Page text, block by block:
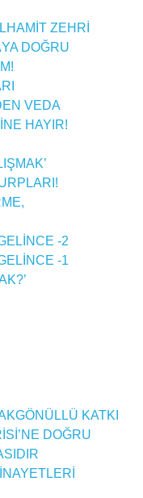
ZEHRİ
DOĞRU
VEDA
HAYIR!
-2
-1
KATKI
DOĞRU